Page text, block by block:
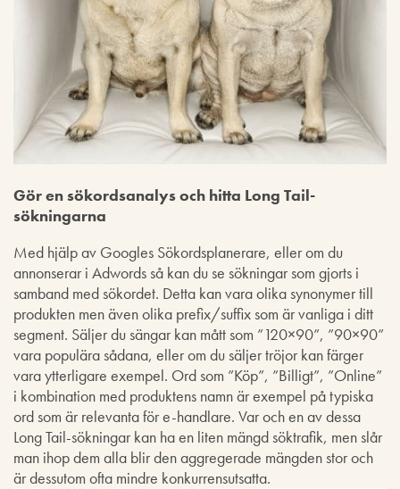
Gör en sökordsanalys och hitta Long Tail-
sökningarna
Med hjälp av Googles Sökordsplanerare, eller om du
annonserar i Adwords så kan du se sökningar som gjorts i
samband med sökordet. Detta kan vara olika synonymer till
produkten men även olika prefix/suffix som är vanliga i ditt
segment. Säljer du sängar kan mått som ”120×90”, ”90×90”
vara populära sådana, eller om du säljer tröjor kan färger
vara ytterligare exempel. Ord som ”Köp”, ”Billigt”, ”Online”
i kombination med produktens namn är exempel på typiska
ord som är relevanta för e-handlare. Var och en av dessa
Long Tail-sökningar kan ha en liten mängd söktrafik, men slår
man ihop dem alla blir den aggregerade mängden stor och
är dessutom ofta mindre konkurrensutsatta.